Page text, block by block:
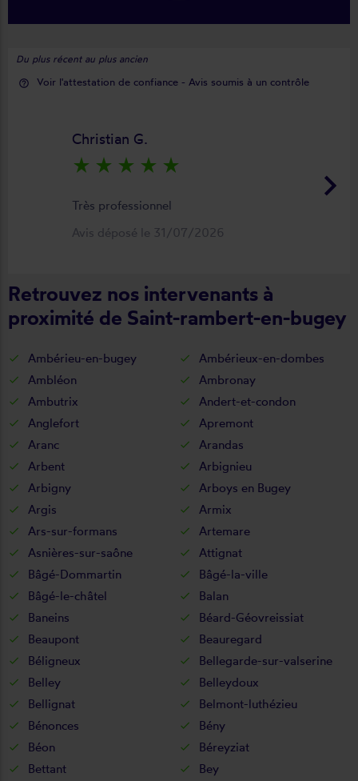
Du plus récent au plus ancien
help_outline Voir l'attestation de confiance - Avis soumis à un contrôle
keyboard_arrow_right
Christian G.
star_rate star_rate star_rate star_rate star_rate
Très professionnel
Avis déposé le 31/07/2026
Retrouvez nos intervenants à
proximité de Saint-rambert-en-bugey
Ambérieu-en-bugey
Ambérieux-en-dombes
Ambléon
Ambronay
Ambutrix
Andert-et-condon
Anglefort
Apremont
Aranc
Arandas
Arbent
Arbignieu
Arbigny
Arboys en Bugey
Argis
Armix
Ars-sur-formans
Artemare
Asnières-sur-saône
Attignat
Bâgé-Dommartin
Bâgé-la-ville
Bâgé-le-châtel
Balan
Baneins
Béard-Géovreissiat
Beaupont
Beauregard
Béligneux
Bellegarde-sur-valserine
Belley
Belleydoux
Bellignat
Belmont-luthézieu
Bénonces
Bény
Béon
Béreyziat
Bettant
Bey